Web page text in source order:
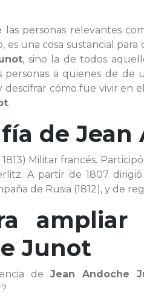
personas relevantes
una cosa sustancial para
, sino la de todos
personas a quienes de
cómo fue vivir en
.
deJean
Militar francés.
A partir de 1807
de Rusia (1812), y de
Junot
de Jean Andoche